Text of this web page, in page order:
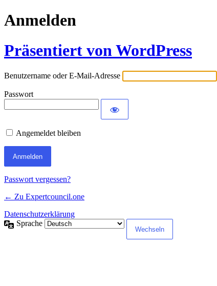
Anmelden
Präsentiert von WordPress
Benutzername oder E-Mail-Adresse
Passwort
Angemeldet bleiben
Passwort vergessen?
← Zu Expertcouncil.one
Datenschutzerklärung
Sprache